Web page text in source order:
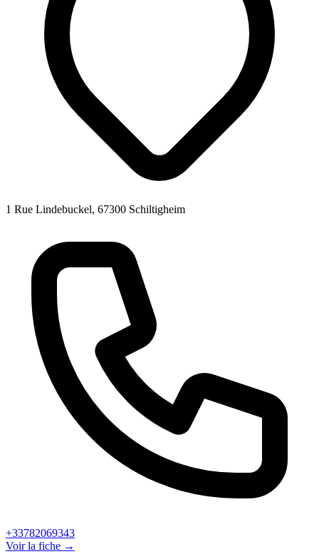
1 Rue Lindebuckel, 67300 Schiltigheim
+33782069343
Voir la fiche →